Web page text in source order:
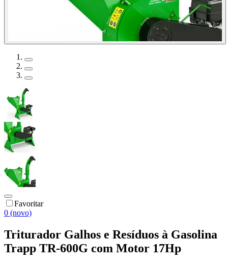
Favoritar
0 (novo)
Triturador Galhos e Resíduos à Gasolina
Trapp TR-600G com Motor 17Hp